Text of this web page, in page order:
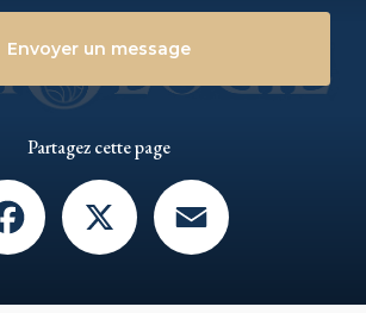
Envoyer un message
Partagez cette page
Facebook